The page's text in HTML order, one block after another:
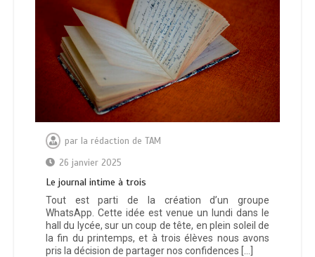
par la rédaction de TAM
26 janvier 2025
Le journal intime à trois
Tout est parti de la création d’un groupe
WhatsApp. Cette idée est venue un lundi dans le
hall du lycée, sur un coup de tête, en plein soleil de
la fin du printemps, et à trois élèves nous avons
pris la décision de partager nos confidences […]